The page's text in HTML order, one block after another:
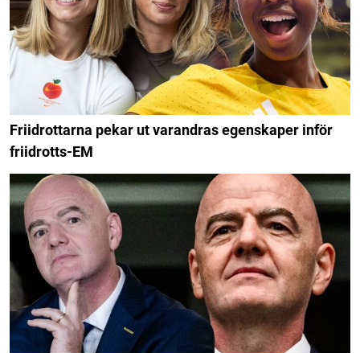
Friidrottarna pekar ut varandras egenskaper inför
friidrotts-EM